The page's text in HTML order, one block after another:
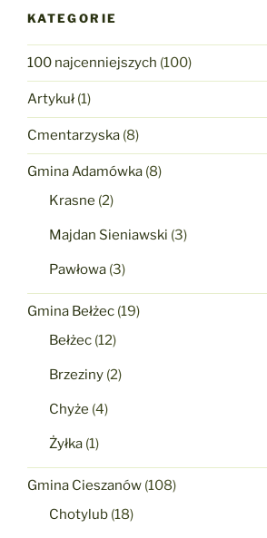
KATEGORIE
100 najcenniejszych (100)
Artykuł (1)
Cmentarzyska (8)
Gmina Adamówka (8)
Krasne (2)
Majdan Sieniawski (3)
Pawłowa (3)
Gmina Bełżec (19)
Bełżec (12)
Brzeziny (2)
Chyże (4)
Żyłka (1)
Gmina Cieszanów (108)
Chotylub (18)